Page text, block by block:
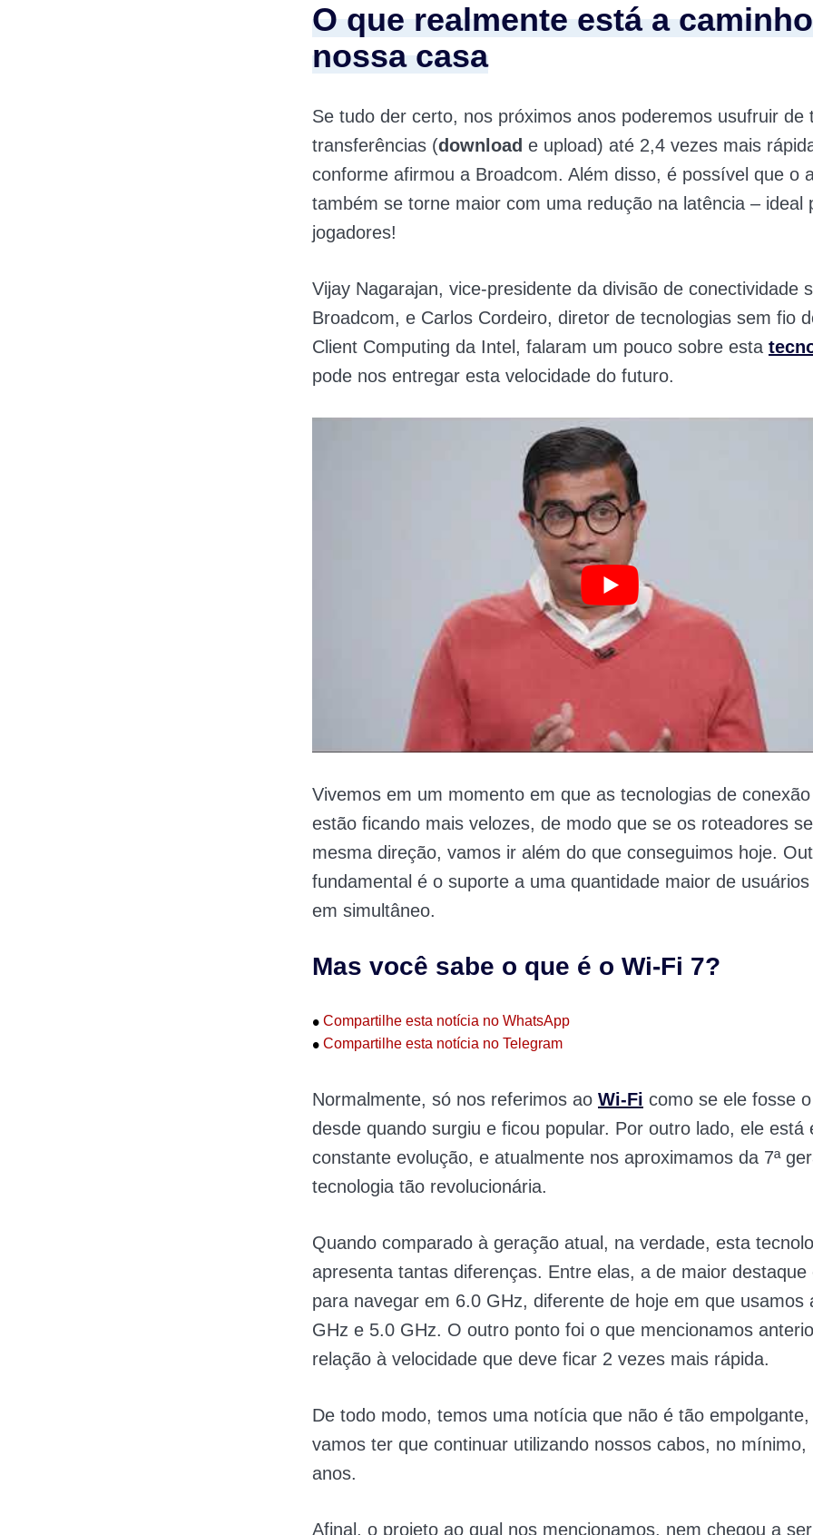
O que realmente está a
nossa casa
Se tudo der certo, nos próximos anos poderemos usufruir de
transferências (download e upload) até 2,4 vezes mais
conforme afirmou a Broadcom. Além disso, é possível que o
também se torne maior com uma redução na latência – ideal
jogadores!
Vijay Nagarajan, vice-presidente da divisão de conectividade
Broadcom, e Carlos Cordeiro, diretor de tecnologias sem fio
Client Computing da Intel, falaram um pouco sobre esta
pode nos entregar esta velocidade do futuro.
Vivemos em um momento em que as tecnologias de
estão ficando mais velozes, de modo que se os roteadores
mesma direção, vamos ir além do que conseguimos hoje.
fundamental é o suporte a uma quantidade maior de
em simultâneo.
Mas você sabe o que é o Wi-Fi 7?
• Compartilhe esta notícia no WhatsApp
• Compartilhe esta notícia no Telegram
Normalmente, só nos referimos ao Wi-Fi como se ele fosse
desde quando surgiu e ficou popular. Por outro lado, ele está
constante evolução, e atualmente nos aproximamos da 7ª
tecnologia tão revolucionária.
Quando comparado à geração atual, na verdade, esta
apresenta tantas diferenças. Entre elas, a de maior destaque
para navegar em 6.0 GHz, diferente de hoje em que usamos
GHz e 5.0 GHz. O outro ponto foi o que mencionamos
relação à velocidade que deve ficar 2 vezes mais rápida.
De todo modo, temos uma notícia que não é tão empolgante,
vamos ter que continuar utilizando nossos cabos, no mínimo,
anos.
Afinal, o projeto ao qual nos mencionamos, nem chegou a ser